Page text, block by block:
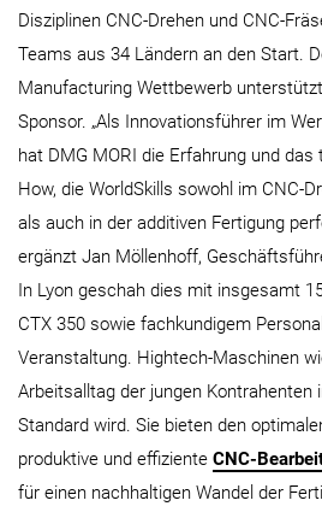
Disziplinen CNC-Drehen und CNC-
Teams aus 34 Ländern an den Start.
Manufacturing Wettbewerb
Sponsor. „Als Innovationsführer im
hat DMG MORI die Erfahrung und
How, die WorldSkills sowohl im CNC-
als auch in der additiven Fertigung
ergänzt Jan Möllenhoff,
In Lyon geschah dies mit insgesamt
CTX 350 sowie fachkundigem
Veranstaltung. Hightech-Maschinen
Arbeitsalltag der jungen Kontrahenten
Standard wird. Sie bieten den
produktive und effiziente CNC-
für einen nachhaltigen Wandel der